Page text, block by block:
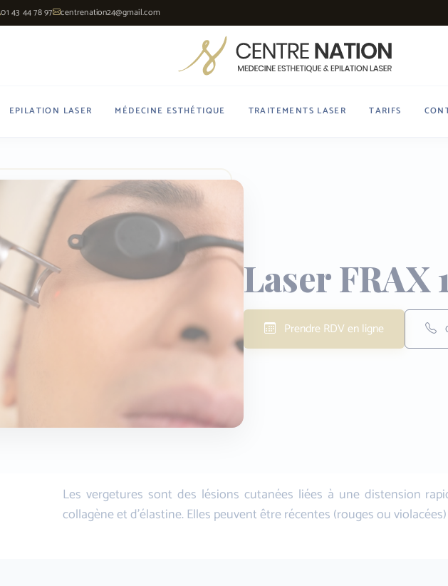
01 43 44 78 97 centrenation24@gmail.com
EPILATION LASER MÉDECINE ESTHÉTIQUE TRAITEMENTS LASER TARIFS
Laser FRAX
Prendre RDV en ligne
Les vergetures sont des lésions cutanées liées à une distension
collagène et d'élastine. Elles peuvent être récentes (rouges ou